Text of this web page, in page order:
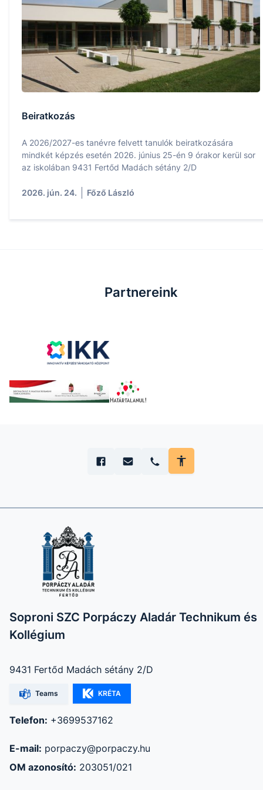
Beiratkozás
A 2026/2027-es tanévre felvett tanulók beiratkozására
mindkét képzés esetén 2026. június 25-én 9 órakor kerül sor
az iskolában 9431 Fertőd Madách sétány 2/D
2026. jún. 24. Főző László
Partnereink
Soproni SZC Porpáczy Aladár Technikum és
Kollégium
9431 Fertőd Madách sétány 2/D
Teams KRÉTA
Telefon: +3699537162
E-mail: porpaczy@porpaczy.hu
OM azonosító: 203051/021